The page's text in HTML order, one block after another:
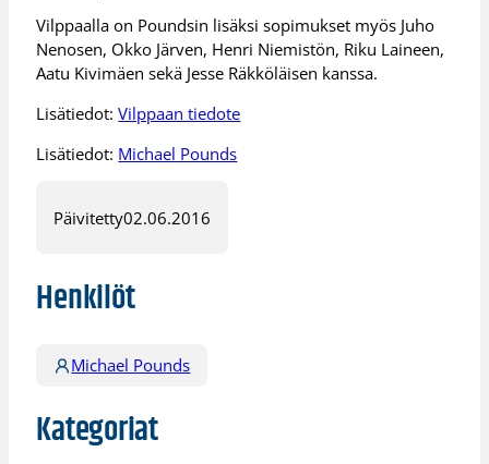
Vilppaalla on Poundsin lisäksi sopimukset myös Juho
Nenosen, Okko Järven, Henri Niemistön, Riku Laineen,
Aatu Kivimäen sekä Jesse Räkköläisen kanssa.
Lisätiedot:Vilppaan tiedote
Lisätiedot: Michael Pounds
Päivitetty02.06.2016
Henkilöt
Michael Pounds
Kategoriat